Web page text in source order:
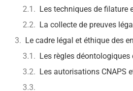
Les techniques de filature
La collecte de preuves
Le cadre légal et éthique des
Les règles
Les autorisations CNAPS